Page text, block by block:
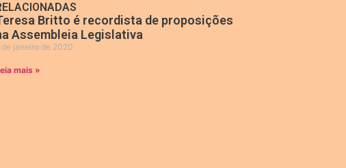
Britto é recordista de proposições
Assembleia Legislativa
de janeiro de 2020
mais »